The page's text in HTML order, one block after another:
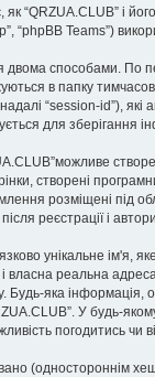
“QRZUA.CLUB” і
“phpBB Teams”)
двома способами. По
в папку
(надалі “session-id”),
для
створені
розміщені під
реєстрації і
унікальне ім'я,
власна реальна
Будь-яка інформація,
У будь-
погодитись
(одностороннім